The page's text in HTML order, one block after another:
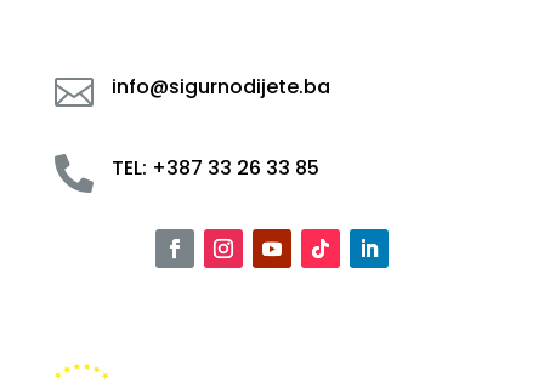
 info@sigurnodijete.ba
 TEL: +387 33 26 33 85